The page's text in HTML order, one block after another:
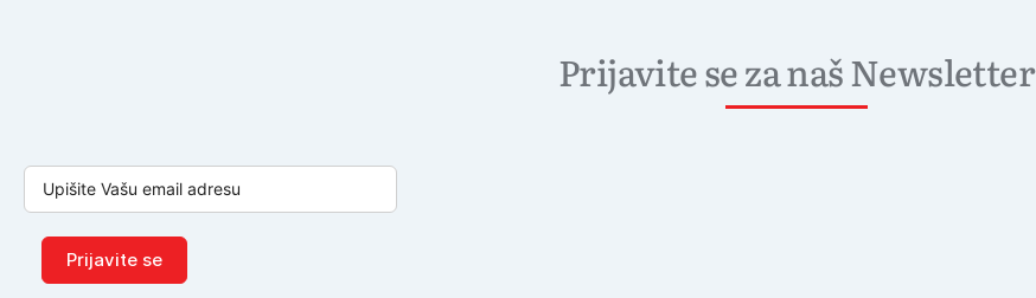
Prijavite se za naš Newsletter
Prijavite se